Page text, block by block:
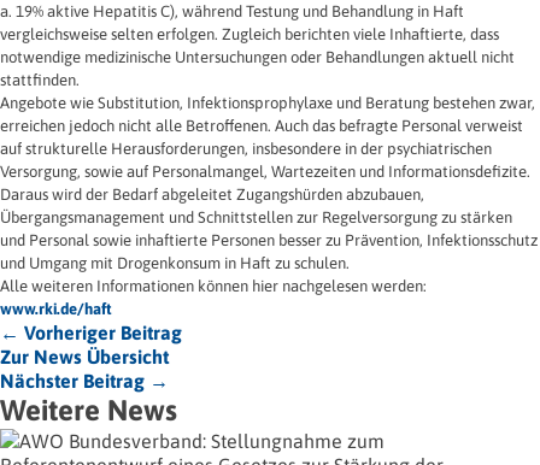
a. 19% aktive Hepatitis C), während Testung und Behandlung in Haft
vergleichsweise selten erfolgen. Zugleich berichten viele Inhaftierte, dass
notwendige medizinische Untersuchungen oder Behandlungen aktuell nicht
stattfinden.
Angebote wie Substitution, Infektionsprophylaxe und Beratung bestehen zwar,
erreichen jedoch nicht alle Betroffenen. Auch das befragte Personal verweist
auf strukturelle Herausforderungen, insbesondere in der psychiatrischen
Versorgung, sowie auf Personalmangel, Wartezeiten und Informationsdefizite.
Daraus wird der Bedarf abgeleitet Zugangshürden abzubauen,
Übergangsmanagement und Schnittstellen zur Regelversorgung zu stärken
und Personal sowie inhaftierte Personen besser zu Prävention, Infektionsschutz
und Umgang mit Drogenkonsum in Haft zu schulen.
Alle weiteren Informationen können hier nachgelesen werden:
www.rki.de/haft
← Vorheriger Beitrag
Zur News Übersicht
Nächster Beitrag →
Weitere News